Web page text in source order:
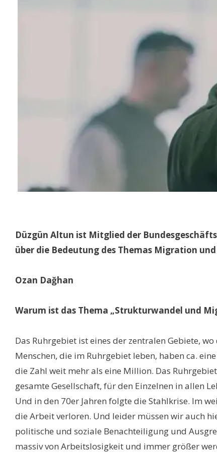
Düzgün Altun ist Mitglied der
über die Bedeutung des Themas Migration
Ozan Dağhan
Warum ist das Thema „Strukturwandel und
Das Ruhrgebiet ist eines der zentralen Gebiete,
Menschen, die im Ruhrgebiet leben, haben ca.
die Zahl weit mehr als eine Million. Das
gesamte Gesellschaft, für den Einzelnen in allen
Und in den 70er Jahren folgte die Stahlkrise. Im
die Arbeit verloren. Und leider müssen wir auch
politische und soziale Benachteiligung und
massiv von Arbeitslosigkeit und immer größer